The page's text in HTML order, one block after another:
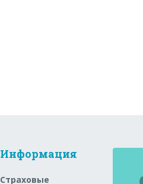
Информация
Страховые